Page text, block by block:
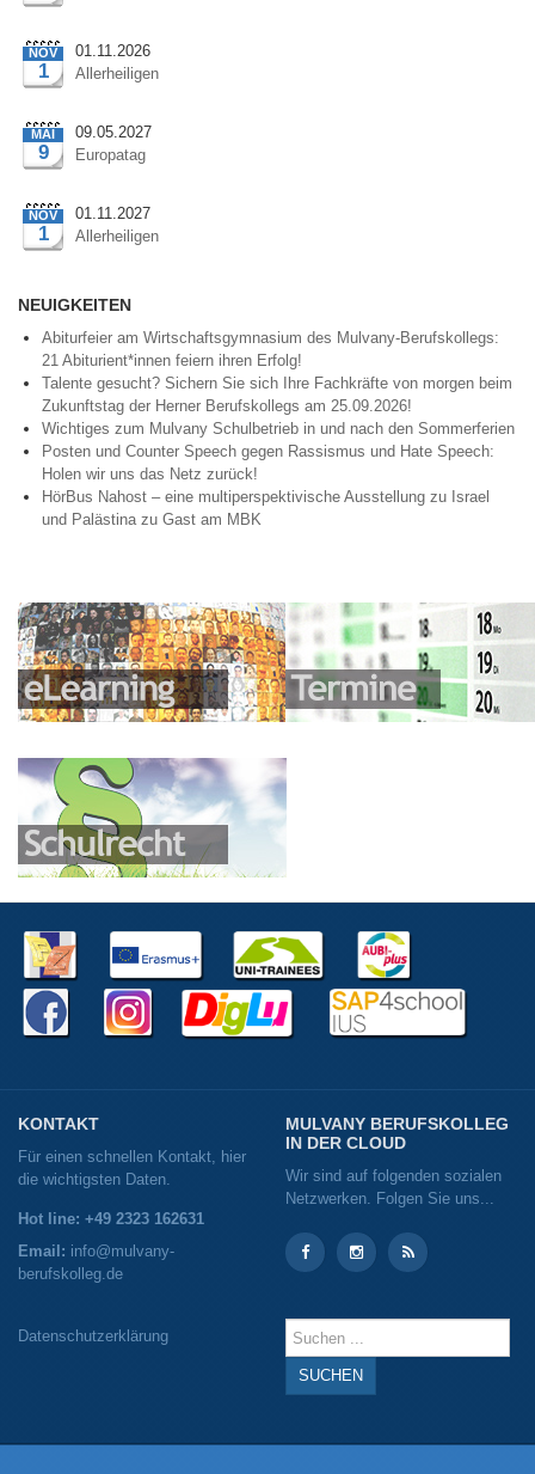
NOV
1
01.11.2026
Allerheiligen
MAI
9
09.05.2027
Europatag
NOV
1
01.11.2027
Allerheiligen
NEUIGKEITEN
Abiturfeier am Wirtschaftsgymnasium des Mulvany-Berufskollegs:
21 Abiturient*innen feiern ihren Erfolg!
Talente gesucht? Sichern Sie sich Ihre Fachkräfte von morgen beim
Zukunftstag der Herner Berufskollegs am 25.09.2026!
Wichtiges zum Mulvany Schulbetrieb in und nach den Sommerferien
Posten und Counter Speech gegen Rassismus und Hate Speech:
Holen wir uns das Netz zurück!
HörBus Nahost – eine multiperspektivische Ausstellung zu Israel
und Palästina zu Gast am MBK
KONTAKT
Für einen schnellen Kontakt, hier
die wichtigsten Daten.
Hot line: +49 2323 162631
Email: info@mulvany-
berufskolleg.de
Datenschutzerklärung
MULVANY BERUFSKOLLEG
IN DER CLOUD
Wir sind auf folgenden sozialen
Netzwerken. Folgen Sie uns...
Suchen
...
SUCHEN